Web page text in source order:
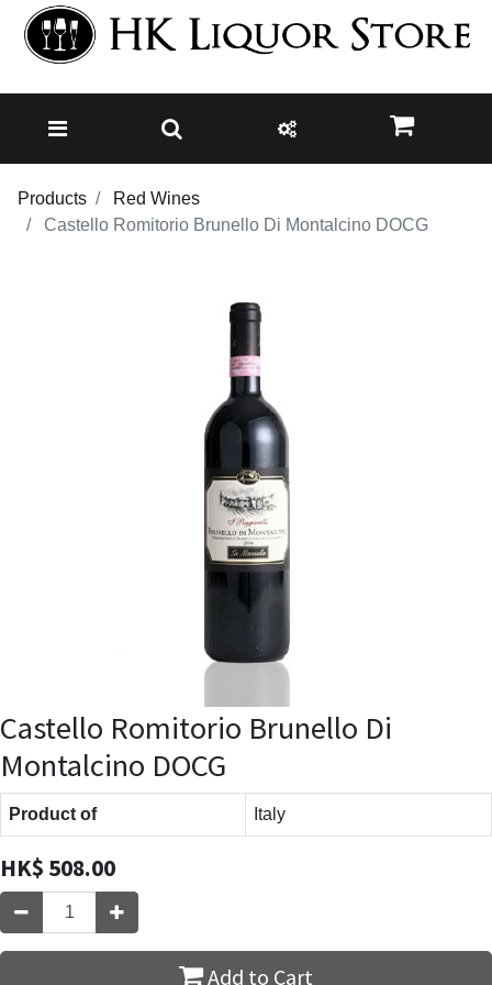
Products
Red Wines
Castello Romitorio Brunello Di Montalcino DOCG
Castello Romitorio Brunello Di
Montalcino DOCG
Product of Italy
HK$ 508.00
Add to Cart